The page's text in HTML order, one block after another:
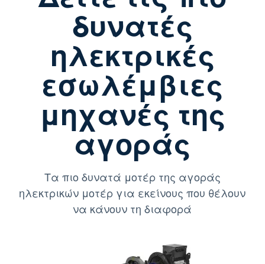
δυνατές
ηλεκτρικές
εσωλέμβιες
μηχανές της
αγοράς
Τα πιο δυνατά μοτέρ της αγοράς
ηλεκτρικών μοτέρ για εκείνους που θέλουν
να κάνουν τη διαφορά